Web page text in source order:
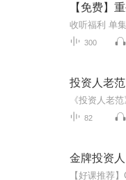
300
投资人老范
82
金牌投资人